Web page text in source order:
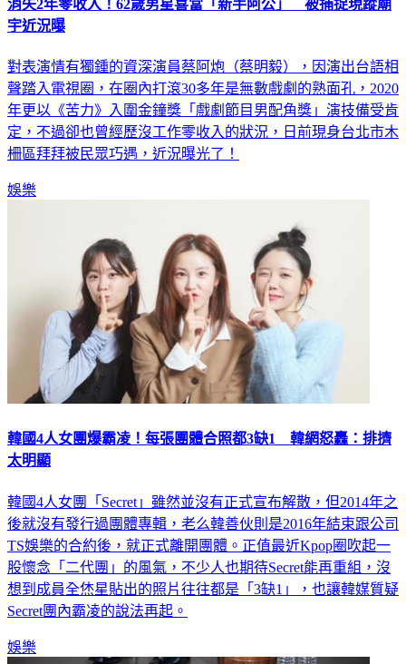
消失2年零收入！62歲男星喜當「新手阿公」 被捕捉現蹤廟
宇近況曝
對表演情有獨鍾的資深演員蔡阿炮（蔡明毅），因演出台語相
聲踏入電視圈，在圈內打滾30多年是無數戲劇的熟面孔，2020
年更以《苦力》入圍金鐘獎「戲劇節目男配角獎」演技備受肯
定，不過卻也曾經歷沒工作零收入的狀況，日前現身台北市木
柵區拜拜被民眾巧遇，近況曝光了！
娛樂
韓國4人女團爆霸凌！每張團體合照都3缺1 韓網怒轟：排擠
太明顯
韓國4人女團「Secret」雖然並沒有正式宣布解散，但2014年之
後就沒有發行過團體專輯，老么韓善伙則是2016年結束跟公司
TS娛樂的合約後，就正式離開團體。正值最近Kpop圈吹起一
股懷念「二代團」的風氣，不少人也期待Secret能再重組，沒
想到成員全烋星貼出的照片往往都是「3缺1」，也讓韓媒質疑
Secret團內霸凌的說法再起。
娛樂